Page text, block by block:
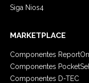
Siga Nios4
MARKETPLACE
Componentes
Componentes PocketSell
Componentes D-TEC